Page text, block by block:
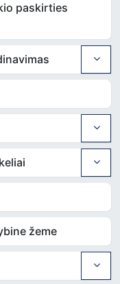
paskirties
žeme